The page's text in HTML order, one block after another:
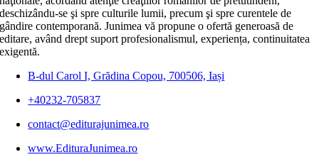
deschizându-se şi spre culturile lumii, precum şi spre curentele de
gândire contemporană. Junimea vă propune o ofertă generoasă de
editare, având drept suport profesionalismul, experiența, continuitatea
exigentă.
B-dul Carol I, Grădina Copou, 700506, Iași
+40232-705837
contact@editurajunimea.ro
www.EdituraJunimea.ro